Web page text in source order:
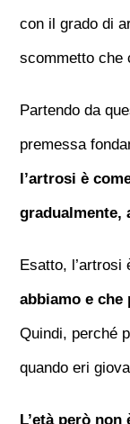
con il grado di
scommetto che
Partendo da
premessa
l’artrosi è
gradualmente,
Esatto, l’artrosi
abbiamo e che
Quindi, perché
quando eri
L’età però